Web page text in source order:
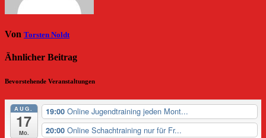
Von Torsten Noldt
Ähnlicher Beitrag
Bevorstehende Veranstaltungen
AUG.
17
Mo.
19:00 Online Jugendtraining jeden Mont...
20:00 Online Schachtraining nur für Fr...